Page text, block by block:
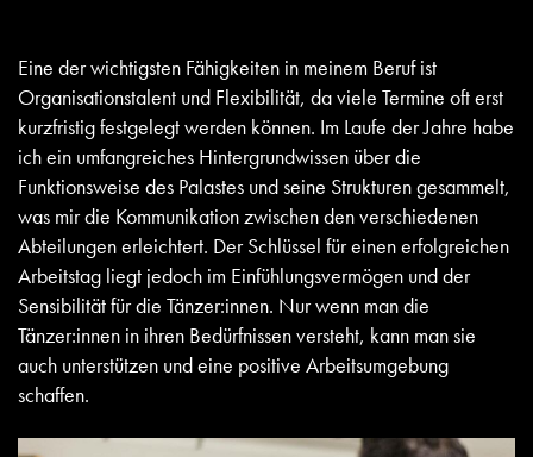
Eine der wichtigsten Fähigkeiten in meinem Beruf ist
Organisationstalent und Flexibilität, da viele Termine oft erst
kurzfristig festgelegt werden können. Im Laufe der Jahre habe
ich ein umfangreiches Hintergrundwissen über die
Funktionsweise des Palastes und seine Strukturen gesammelt,
was mir die Kommunikation zwischen den verschiedenen
Abteilungen erleichtert. Der Schlüssel für einen erfolgreichen
Arbeitstag liegt jedoch im Einfühlungsvermögen und der
Sensibilität für die Tänzer:innen. Nur wenn man die
Tänzer:innen in ihren Bedürfnissen versteht, kann man sie
auch unterstützen und eine positive Arbeitsumgebung
schaffen.